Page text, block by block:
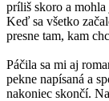
príliš skoro a
Keď sa všetko
presne tam, kam
Páčila sa mi aj
pekne napísaná a
nakoniec skončí.